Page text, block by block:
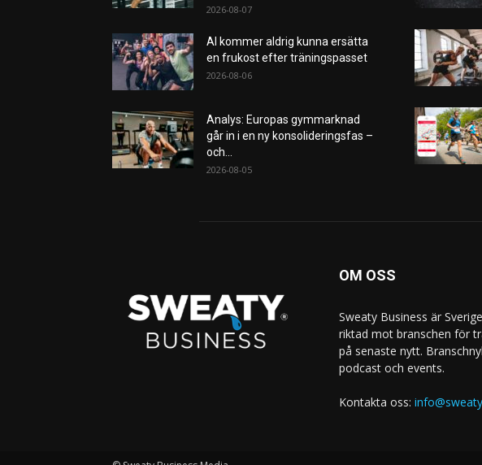
2026-08-07
AI kommer aldrig kunna ersätta
en frukost efter träningspasset
2026-08-06
Analys: Europas gymmarknad
går in i en ny konsolideringsfas –
och...
2026-08-05
OM OSS
Sweaty Business är
riktad mot branschen för
på senaste nytt.
podcast och events.
Kontakta oss: